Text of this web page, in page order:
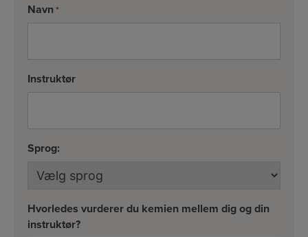
Navn *
Instruktør
Sprog:
Hvorledes vurderer du kemien mellem dig og din
instruktør?